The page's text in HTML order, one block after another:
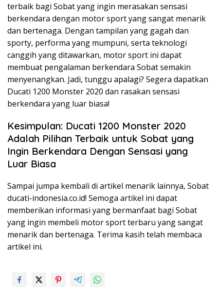
terbaik bagi Sobat yang ingin merasakan sensasi
berkendara dengan motor sport yang sangat menarik
dan bertenaga. Dengan tampilan yang gagah dan
sporty, performa yang mumpuni, serta teknologi
canggih yang ditawarkan, motor sport ini dapat
membuat pengalaman berkendara Sobat semakin
menyenangkan. Jadi, tunggu apalagi? Segera dapatkan
Ducati 1200 Monster 2020 dan rasakan sensasi
berkendara yang luar biasa!
Kesimpulan: Ducati 1200 Monster 2020
Adalah Pilihan Terbaik untuk Sobat yang
Ingin Berkendara Dengan Sensasi yang
Luar Biasa
Sampai jumpa kembali di artikel menarik lainnya, Sobat
ducati-indonesia.co.id! Semoga artikel ini dapat
memberikan informasi yang bermanfaat bagi Sobat
yang ingin membeli motor sport terbaru yang sangat
menarik dan bertenaga. Terima kasih telah membaca
artikel ini.